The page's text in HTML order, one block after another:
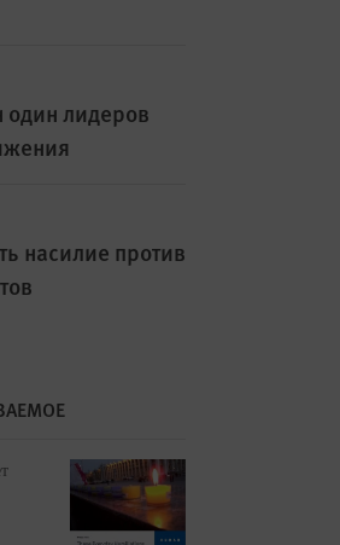
лидеров
насилие против